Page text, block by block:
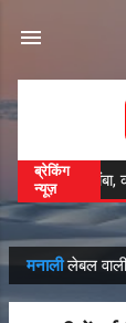
ब्रेकिंग
न्यूज़| चंबा,
सं
दे
मनालीलेबल वाली